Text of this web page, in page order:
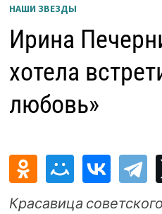
НАШИ ЗВЕЗДЫ
Ирина
хотела
любовь»
Красавица